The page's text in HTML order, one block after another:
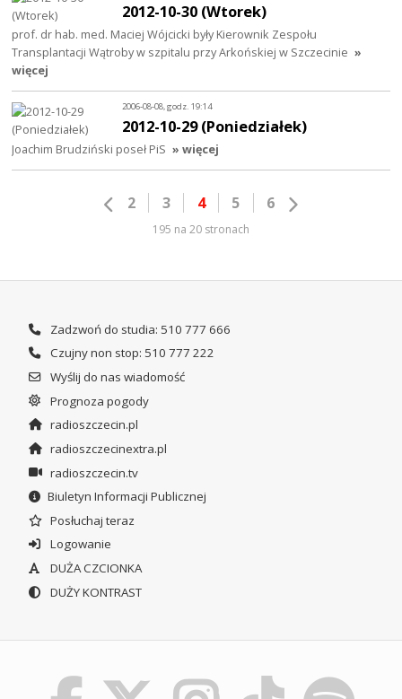
2012-10-30 (Wtorek)
prof. dr hab. med. Maciej Wójcicki były Kierownik Zespołu
Transplantacji Wątroby w szpitalu przy Arkońskiej w Szczecinie »
więcej
2006-08-08, godz. 19:14
2012-10-29 (Poniedziałek)
Joachim Brudziński poseł PiS » więcej
2 3 4 5 6
195 na 20 stronach
Zadzwoń do studia: 510 777 666
Czujny non stop: 510 777 222
Wyślij do nas wiadomość
Prognoza pogody
radioszczecin.pl
radioszczecinextra.pl
radioszczecin.tv
Biuletyn Informacji Publicznej
Posłuchaj teraz
Logowanie
DUŻA CZCIONKA
DUŻY KONTRAST